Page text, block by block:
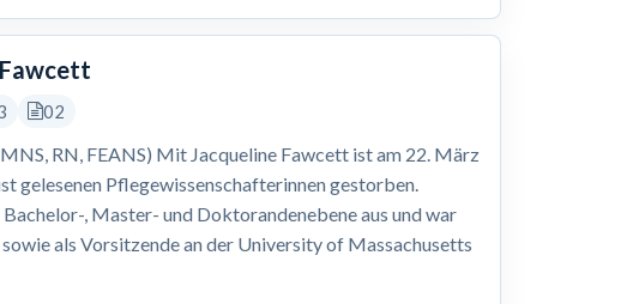
02
RN, FEANS) Mit Jacqueline Fawcett ist am 22. März
gelesenen Pflegewissenschafterinnen gestorben.
, Master- und Doktorandenebene aus und war
als Vorsitzende an der University of Massachusetts